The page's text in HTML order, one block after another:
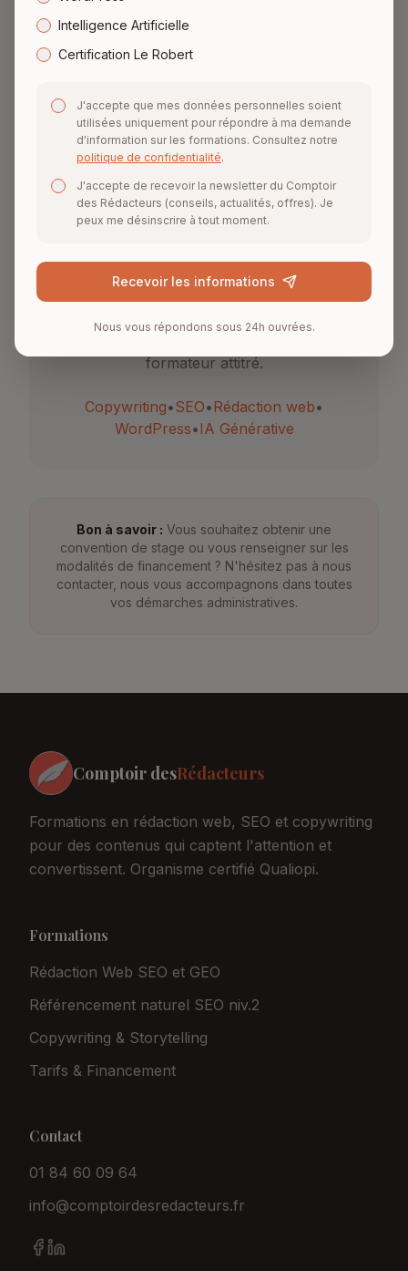
Intelligence Artificielle
Certification Le Robert
J'accepte que mes données personnelles soient
utilisées uniquement pour répondre à ma demande
d'information sur les formations. Consultez notre
politique de confidentialité.
J'accepte de recevoir la newsletter du Comptoir
des Rédacteurs (conseils, actualités, offres). Je
peux me désinscrire à tout moment.
Recevoir les informations
Nous vous répondons sous 24h ouvrées.
01.84.60.09.64
Délai de réponse
Nos formations
Pendant toute la durée de votre
formateur attitré.
Copywriting•SEO•Rédaction web•
WordPress•IA Générative
Bon à savoir : Vous souhaitez obtenir une
convention de stage ou vous renseigner sur les
modalités de financement ? N'hésitez pas à nous
contacter, nous vous accompagnons dans toutes
vos démarches administratives.
Comptoir desRédacteurs
Formations en rédaction web, SEO et copywriting
pour des contenus qui captent l'attention et
convertissent. Organisme certifié Qualiopi.
Formations
Rédaction Web SEO et GEO
Référencement naturel SEO niv.2
Copywriting & Storytelling
Tarifs & Financement
Contact
01 84 60 09 64
info@comptoirdesredacteurs.fr